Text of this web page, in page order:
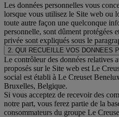
Les données personnelles vous
lorsque vous utilisez le Site web ou
toute autre façon une quelconque
personnelle, sont dûment protégées
privée sont expliqués sous le
2. QUI RECUEILLE VOS DONNEES
Le contrôleur des données relatives
proposés sur le Site web est Le
social est établi à Le Creuset
Bruxelles, Belgique.
Si vous acceptez de recevoir des
notre part, vous ferez partie de la
consommateurs du groupe Le